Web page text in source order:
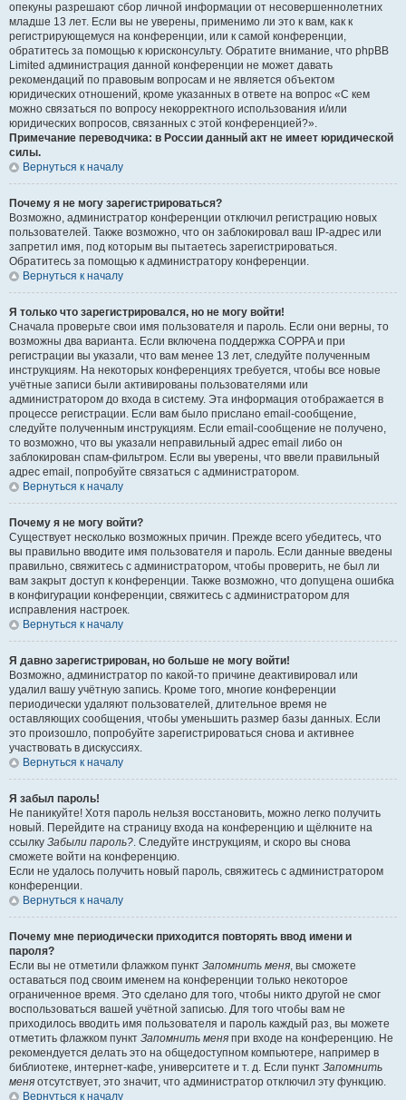
опекуны разрешают сбор личной информации от несовершеннолетних
младше 13 лет. Если вы не уверены, применимо ли это к вам, как к
регистрирующемуся на конференции, или к самой конференции,
обратитесь за помощью к юрисконсульту. Обратите внимание, что phpBB
Limited администрация данной конференции не может давать
рекомендаций по правовым вопросам и не является объектом
юридических отношений, кроме указанных в ответе на вопрос «С кем
можно связаться по вопросу некорректного использования и/или
юридических вопросов, связанных с этой конференцией?».
Примечание переводчика: в России данный акт не имеет юридической
силы.
Вернуться к началу
Почему я не могу зарегистрироваться?
Возможно, администратор конференции отключил регистрацию новых
пользователей. Также возможно, что он заблокировал ваш IP-адрес или
запретил имя, под которым вы пытаетесь зарегистрироваться.
Обратитесь за помощью к администратору конференции.
Вернуться к началу
Я только что зарегистрировался, но не могу войти!
Сначала проверьте свои имя пользователя и пароль. Если они верны, то
возможны два варианта. Если включена поддержка COPPA и при
регистрации вы указали, что вам менее 13 лет, следуйте полученным
инструкциям. На некоторых конференциях требуется, чтобы все новые
учётные записи были активированы пользователями или
администратором до входа в систему. Эта информация отображается в
процессе регистрации. Если вам было прислано email-сообщение,
следуйте полученным инструкциям. Если email-сообщение не получено,
то возможно, что вы указали неправильный адрес email либо он
заблокирован спам-фильтром. Если вы уверены, что ввели правильный
адрес email, попробуйте связаться с администратором.
Вернуться к началу
Почему я не могу войти?
Существует несколько возможных причин. Прежде всего убедитесь, что
вы правильно вводите имя пользователя и пароль. Если данные введены
правильно, свяжитесь с администратором, чтобы проверить, не был ли
вам закрыт доступ к конференции. Также возможно, что допущена ошибка
в конфигурации конференции, свяжитесь с администратором для
исправления настроек.
Вернуться к началу
Я давно зарегистрирован, но больше не могу войти!
Возможно, администратор по какой-то причине деактивировал или
удалил вашу учётную запись. Кроме того, многие конференции
периодически удаляют пользователей, длительное время не
оставляющих сообщения, чтобы уменьшить размер базы данных. Если
это произошло, попробуйте зарегистрироваться снова и активнее
участвовать в дискуссиях.
Вернуться к началу
Я забыл пароль!
Не паникуйте! Хотя пароль нельзя восстановить, можно легко получить
новый. Перейдите на страницу входа на конференцию и щёлкните на
ссылку Забыли пароль?. Следуйте инструкциям, и скоро вы снова
сможете войти на конференцию.
Если не удалось получить новый пароль, свяжитесь с администратором
конференции.
Вернуться к началу
Почему мне периодически приходится повторять ввод имени и
пароля?
Если вы не отметили флажком пункт Запомнить меня, вы сможете
оставаться под своим именем на конференции только некоторое
ограниченное время. Это сделано для того, чтобы никто другой не смог
воспользоваться вашей учётной записью. Для того чтобы вам не
приходилось вводить имя пользователя и пароль каждый раз, вы можете
отметить флажком пункт Запомнить меня при входе на конференцию. Не
рекомендуется делать это на общедоступном компьютере, например в
библиотеке, интернет-кафе, университете и т. д. Если пункт Запомнить
меня отсутствует, это значит, что администратор отключил эту функцию.
Вернуться к началу